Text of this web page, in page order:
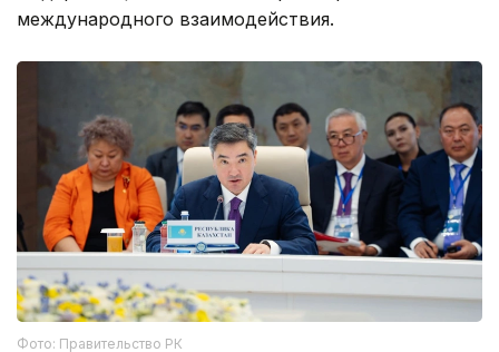
международного взаимодействия.
Фото: Правительство РК